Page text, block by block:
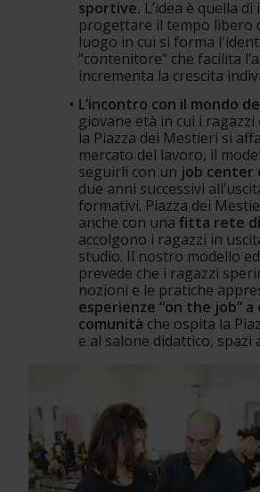
sportive. L’idea è quella
progettare il tempo libero
luogo in cui si forma
“contenitore” che facilita
incrementa la crescita
L’incontro con il mondo
giovane età in cui i
la Piazza dei Mestieri si
mercato del lavoro, il
seguirli con un job center
due anni successivi
formativi. Piazza dei
anche con una fitta rete
accolgono i ragazzi in
studio. Il nostro modello
prevede che i ragazzi
esperienze “on the job”
comunità che ospita la
e al salone didattico, spazi